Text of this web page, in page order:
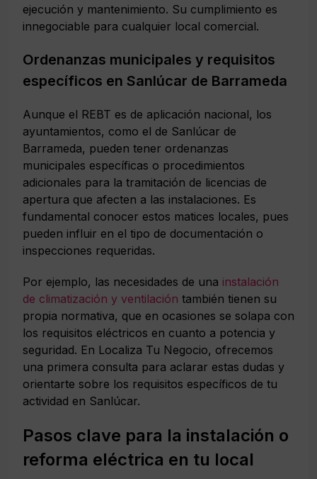
ejecución y mantenimiento. Su cumplimiento es
innegociable para cualquier local comercial.
Ordenanzas municipales y requisitos
específicos en Sanlúcar de Barrameda
Aunque el REBT es de aplicación nacional, los
ayuntamientos, como el de Sanlúcar de
Barrameda, pueden tener ordenanzas
municipales específicas o procedimientos
adicionales para la tramitación de licencias de
apertura que afecten a las instalaciones. Es
fundamental conocer estos matices locales, pues
pueden influir en el tipo de documentación o
inspecciones requeridas.
Por ejemplo, las necesidades de una instalación
de climatización y ventilación también tienen su
propia normativa, que en ocasiones se solapa con
los requisitos eléctricos en cuanto a potencia y
seguridad. En Localiza Tu Negocio, ofrecemos
una primera consulta para aclarar estas dudas y
orientarte sobre los requisitos específicos de tu
actividad en Sanlúcar.
Pasos clave para la instalación o
reforma eléctrica en tu local